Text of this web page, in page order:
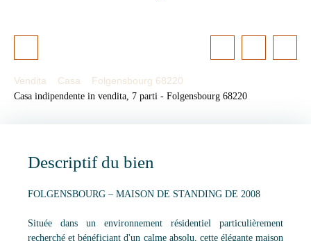
Vendita Casa
Folgensbourg 68220
Casa indipendente in vendita, 7 parti - Folgensbourg 68220
Descriptif du bien
FOLGENSBOURG – MAISON DE STANDING DE 2008
Située dans un environnement résidentiel particulièrement
recherché et bénéficiant d'un calme absolu, cette élégante maison